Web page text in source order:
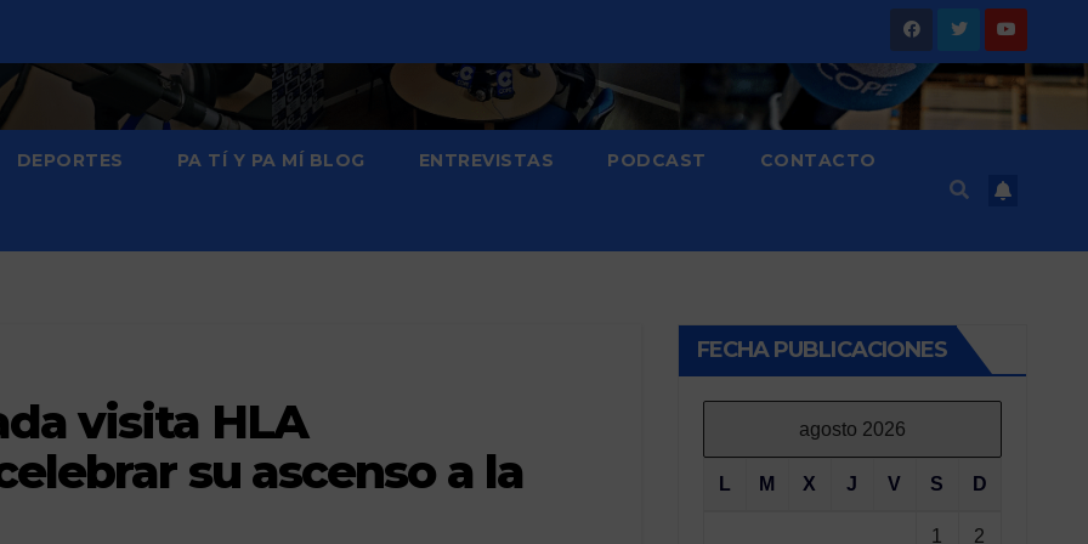
DEPORTES PA TÍ Y PA MÍ BLOG ENTREVISTAS PODCAST CONTACTO
visita HLA
su ascenso a la
FECHA PUBLICACIONES
agosto 2026
L M X J V S D
1 2